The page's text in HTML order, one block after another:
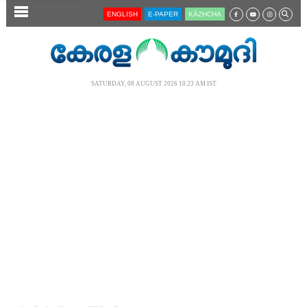
SECTIONS ENGLISH E-PAPER KĀZHCHA
SATURDAY, 08 AUGUST 2026 10.23 AM IST